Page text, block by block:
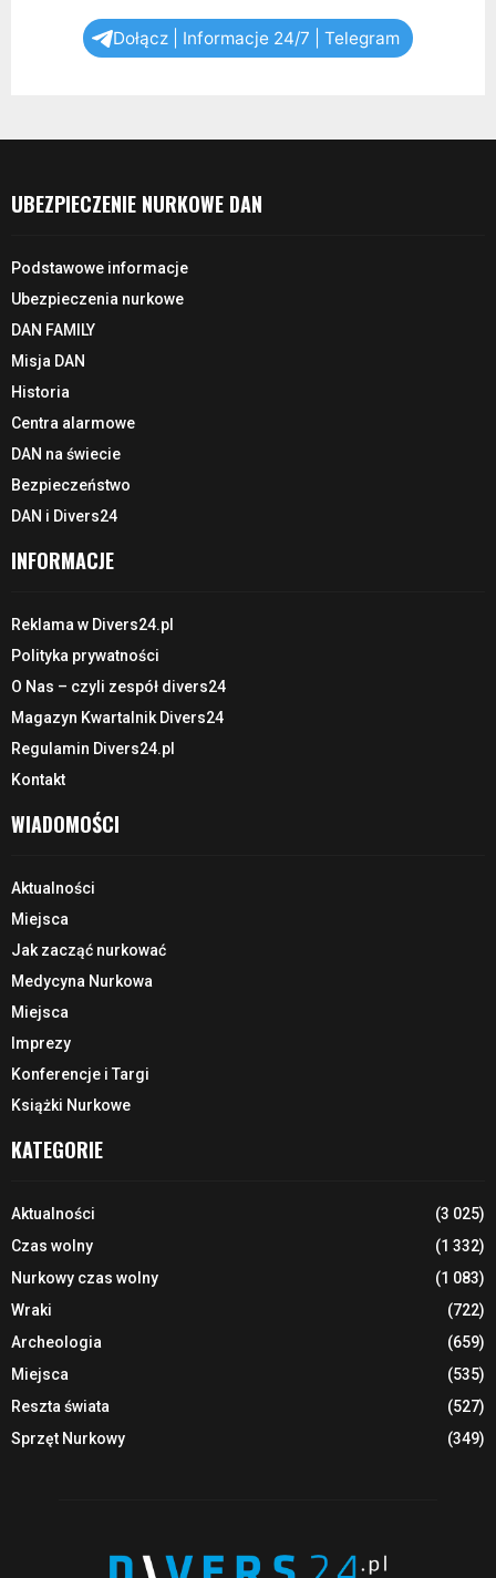
Dołącz | Informacje 24/7 | Telegram
UBEZPIECZENIE NURKOWE DAN
Podstawowe informacje
Ubezpieczenia nurkowe
DAN FAMILY
Misja DAN
Historia
Centra alarmowe
DAN na świecie
Bezpieczeństwo
DAN i Divers24
INFORMACJE
Reklama w Divers24.pl
Polityka prywatności
O Nas – czyli zespół divers24
Magazyn Kwartalnik Divers24
Regulamin Divers24.pl
Kontakt
WIADOMOŚCI
Aktualności
Miejsca
Jak zacząć nurkować
Medycyna Nurkowa
Miejsca
Imprezy
Konferencje i Targi
Książki Nurkowe
KATEGORIE
Aktualności
(3 025)
Czas wolny
(1 332)
Nurkowy czas wolny
(1 083)
Wraki
(722)
Archeologia
(659)
Miejsca
(535)
Reszta świata
(527)
Sprzęt Nurkowy
(349)